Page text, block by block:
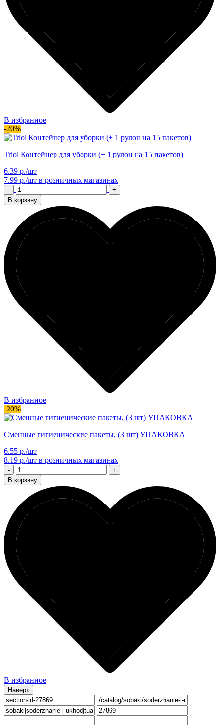
В избранное
-20%
Triol Контейнер для уборки (+ 1 рулон на 15 пакетов)
6.39 р./шт
7.99 р./шт в розничных магазинах
-
+
В корзину
В избранное
-20%
Сменные гигиенические пакеты, (3 шт) УПАКОВКА
6.55 р./шт
8.19 р./шт в розничных магазинах
-
+
В корзину
В избранное
Наверх